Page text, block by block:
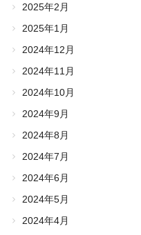
2025年2月
2025年1月
2024年12月
2024年11月
2024年10月
2024年9月
2024年8月
2024年7月
2024年6月
2024年5月
2024年4月